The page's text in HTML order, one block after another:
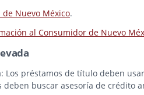
de Nuevo México.
al Consumidor de Nuevo
Los préstamos de título deben
buscar asesoría de crédito